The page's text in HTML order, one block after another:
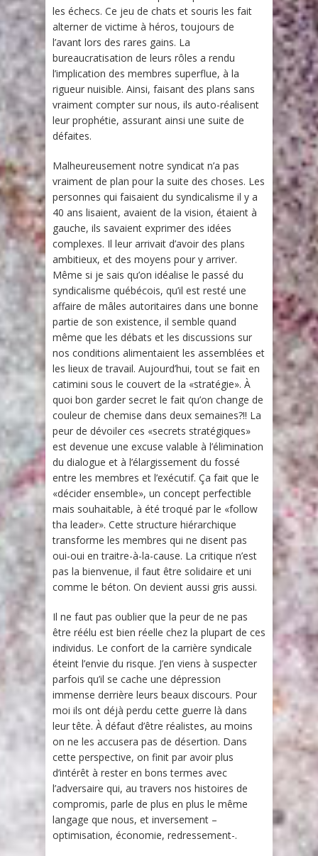
les échecs. Ce jeu de chats et souris les fait
alterner de victime à héros, toujours de
l’avant lors des rares gains. La
bureaucratisation de leurs rôles a rendu
l’implication des membres superflue, à la
rigueur nuisible. Ainsi, faisant des plans sans
vraiment compter sur nous, ils auto-réalisent
leur prophétie, assurant ainsi une suite de
défaites.
Malheureusement notre syndicat n’a pas
vraiment de plan pour la suite des choses. Les
personnes qui faisaient du syndicalisme il y a
40 ans lisaient, avaient de la vision, étaient à
gauche, ils savaient exprimer des idées
complexes. Il leur arrivait d’avoir des plans
ambitieux, et des moyens pour y arriver.
Même si je sais qu’on idéalise le passé du
syndicalisme québécois, qu’il est resté une
affaire de mâles autoritaires dans une bonne
partie de son existence, il semble quand
même que les débats et les discussions sur
nos conditions alimentaient les assemblées et
les lieux de travail. Aujourd’hui, tout se fait en
catimini sous le couvert de la «stratégie». À
quoi bon garder secret le fait qu’on change de
couleur de chemise dans deux semaines?!! La
peur de dévoiler ces «secrets stratégiques»
est devenue une excuse valable à l’élimination
du dialogue et à l’élargissement du fossé
entre les membres et l’exécutif. Ça fait que le
«décider ensemble», un concept perfectible
mais souhaitable, à été troqué par le «follow
tha leader». Cette structure hiérarchique
transforme les membres qui ne disent pas
oui-oui en traitre-à-la-cause. La critique n’est
pas la bienvenue, il faut être solidaire et uni
comme le béton. On devient aussi gris aussi.
Il ne faut pas oublier que la peur de ne pas
être réélu est bien réelle chez la plupart de ces
individus. Le confort de la carrière syndicale
éteint l’envie du risque. J’en viens à suspecter
parfois qu’il se cache une dépression
immense derrière leurs beaux discours. Pour
moi ils ont déjà perdu cette guerre là dans
leur tête. À défaut d’être réalistes, au moins
on ne les accusera pas de désertion. Dans
cette perspective, on finit par avoir plus
d’intérêt à rester en bons termes avec
l’adversaire qui, au travers nos histoires de
compromis, parle de plus en plus le même
langage que nous, et inversement –
optimisation, économie, redressement-.